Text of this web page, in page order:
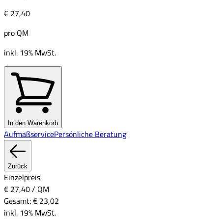
€ 27,40
pro QM
inkl. 19% MwSt.
In den Warenkorb
AufmaßservicePersönliche Beratung
Zurück
Einzelpreis
€ 27,40/ QM
Gesamt:€ 23,02
inkl. 19% MwSt.